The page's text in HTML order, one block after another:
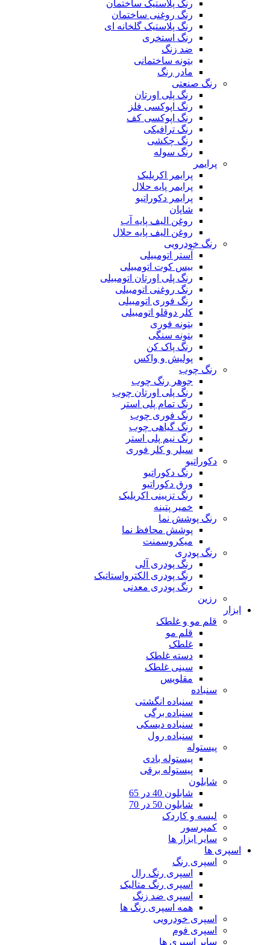
رنگ پلاستیک ساختمان
رنگ روغنی ساختمان
رنگ پلاستیک گلخانه ای
رنگ استخری
ضد زنگ
بتونه ساختمانی
مادر رنگ
رنگ صنعتی
رنگ پلی اورتان
رنگ اپوکسی فلز
رنگ اپوکسی کف
رنگ ترافیکی
رنگ چکشی
رنگ سوله
پرایمر
پرایمر اکریلیک
پرایمر پایه حلال
پرایمر دکوراتیو
شاپان
روغن الیف پایه آب
روغن الیف پایه حلال
رنگ خودرویی
آستر اتومبیلی
بیس کوت اتومبیلی
رنگ پلی اورتان اتومبیلی
رنگ روغنی اتومبیلی
رنگ فوری اتومبیلی
کلر دوقلو اتومبیلی
بتونه فوری
بتونه سنگی
رنگ پاک کن
پولیش و واکس
رنگ چوب
جوهر رنگ چوب
رنگ پلی اورتان چوب
رنگ تمام پلی استر
رنگ فوری چوب
رنگ گیاهی چوب
رنگ نیم پلی استر
سیلر و کلر فوری
دکوراتیو
رنگ دکوراتیو
ورق دکوراتیو
رنگ تزیینی اکریلیک
خمیر پتینه
رنگ پوشش نما
پوشش محافظ نما
میکروسمنت
رنگ پودری
رنگ پودری آلی
رنگ پودری الکترواستاتیک
رنگ پودری معدنی
رزین
ابزار
قلم مو و غلطک
قلم مو
غلطک
دسته غلطک
سینی غلطک
مقلویس
سنباده
سنباده انگشتی
سنباده برگی
سنباده دیسکی
سنباده رول
پیستوله
پیستوله بادی
پیستوله برقی
شابلون
شابلون 40 در 65
شابلون 50 در 70
لیسه و کاردک
کمپرسور
سایر ابزار ها
اسپری ها
اسپری رنگ
اسپری رنگ رال
اسپری رنگ متالیک
اسپری ضد زنگ
همه اسپری رنگ ها
اسپری خودرویی
اسپری فوم
سایر اسپری ها